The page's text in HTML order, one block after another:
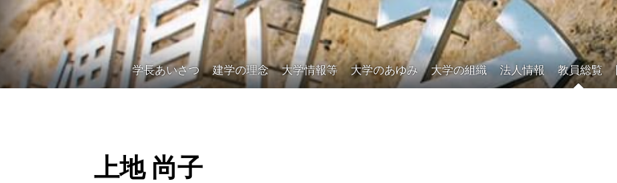
学長あいさつ 建学の理念 大学情報等 大学のあゆみ 大学の組織 法人情報 教員総覧
上地 尚子